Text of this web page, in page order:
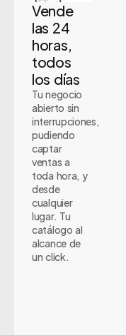
Vende
las 24
horas,
todos
los días
Tu negocio
abierto sin
interrupciones,
pudiendo
captar
ventas a
toda hora, y
desde
cualquier
lugar. Tu
catálogo al
alcance de
un click.